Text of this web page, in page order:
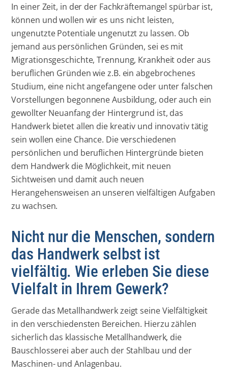
In einer Zeit, in der der Fachkräftemangel spürbar ist,
können und wollen wir es uns nicht leisten,
ungenutzte Potentiale ungenutzt zu lassen. Ob
jemand aus persönlichen Gründen, sei es mit
Migrationsgeschichte, Trennung, Krankheit oder aus
beruflichen Gründen wie z.B. ein abgebrochenes
Studium, eine nicht angefangene oder unter falschen
Vorstellungen begonnene Ausbildung, oder auch ein
gewollter Neuanfang der Hintergrund ist, das
Handwerk bietet allen die kreativ und innovativ tätig
sein wollen eine Chance. Die verschiedenen
persönlichen und beruflichen Hintergründe bieten
dem Handwerk die Möglichkeit, mit neuen
Sichtweisen und damit auch neuen
Herangehensweisen an unseren vielfältigen Aufgaben
zu wachsen.
Nicht nur die Menschen, sondern
das Handwerk selbst ist
vielfältig. Wie erleben Sie diese
Vielfalt in Ihrem Gewerk?
Gerade das Metallhandwerk zeigt seine Vielfältigkeit
in den verschiedensten Bereichen. Hierzu zählen
sicherlich das klassische Metallhandwerk, die
Bauschlosserei aber auch der Stahlbau und der
Maschinen- und Anlagenbau.